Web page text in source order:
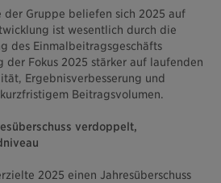
der Gruppe beliefen sich 2025 auf
ist wesentlich durch die
des Einmalbeitragsgeschäfts
der Fokus 2025 stärker auf laufenden
Ergebnisverbesserung und
Beitragsvolumen.
verdoppelt,
2025 einen Jahresüberschuss